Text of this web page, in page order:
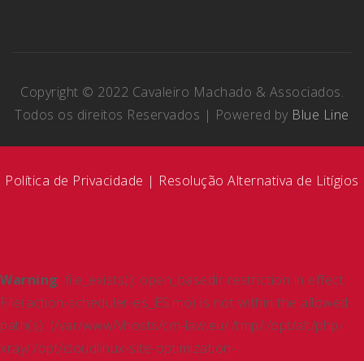
Copyright © 2022 Cavaleiro Machado & Associados.
Todos os direitos Reservados | Powered by Blue Line
Política de Privacidade | Resolução Alternativa de Litígios
Warning: file_exists(): open_basedir restriction in effect.
File(action-scheduler-es_ES.mo) is not within the allowed
path(s): (/var/www/vhosts/cm-law.eu/:/tmp/:/opt/alt/php-
xray/:/opt/cloudlinux-site-optimization-